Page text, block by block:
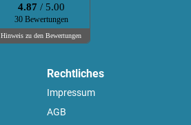
4.87 / 5.00
30 Bewertungen
Hinweis zu den Bewertungen
Rechtliches
Impressum
AGB